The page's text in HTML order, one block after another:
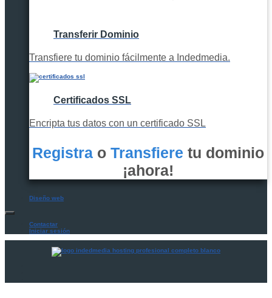
Transferir Dominio
Transfiere tu dominio fácilmente a Indedmedia.
Certificados SSL
Encripta tus datos con un certificado SSL
Registra o Transfiere tu dominio
¡ahora!
Diseño web
Contactar
Iniciar sesión